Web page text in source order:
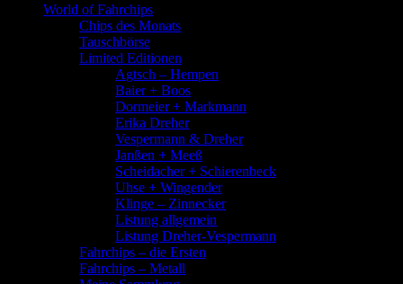
World of Fahrchips
Chips des Monats
Tauschbörse
Limited Editionen
Agtsch – Hempen
Baier + Boos
Dormeier + Markmann
Erika Dreher
Vespermann & Dreher
Janßen + Meeß
Scheidacher + Schierenbeck
Uhse + Wingender
Klinge – Zinnecker
Listung allgemein
Listung Dreher-Vespermann
Fahrchips – die Ersten
Fahrchips – Metall